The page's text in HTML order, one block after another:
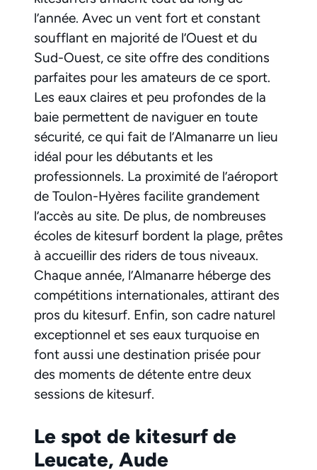
l’année. Avec un vent fort et constant
soufflant en majorité de l’Ouest et du
Sud-Ouest, ce site offre des conditions
parfaites pour les amateurs de ce sport.
Les eaux claires et peu profondes de la
baie permettent de naviguer en toute
sécurité, ce qui fait de l’Almanarre un lieu
idéal pour les débutants et les
professionnels. La proximité de l’aéroport
de Toulon-Hyères facilite grandement
l’accès au site. De plus, de nombreuses
écoles de kitesurf bordent la plage, prêtes
à accueillir des riders de tous niveaux.
Chaque année, l’Almanarre héberge des
compétitions internationales, attirant des
pros du kitesurf. Enfin, son cadre naturel
exceptionnel et ses eaux turquoise en
font aussi une destination prisée pour
des moments de détente entre deux
sessions de kitesurf.
Le spot de kitesurf de
Leucate, Aude